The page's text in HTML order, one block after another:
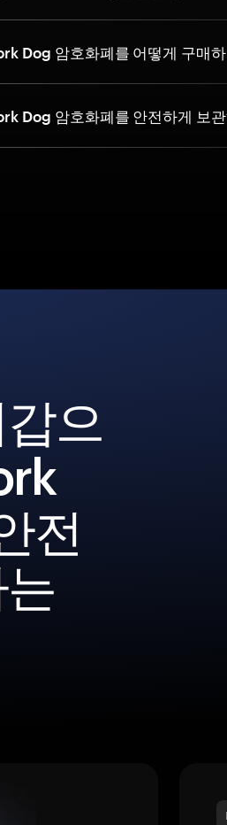
Dog 암호화폐를 어떻게 구매
Dog 암호화폐를 안전하게 보
으
전